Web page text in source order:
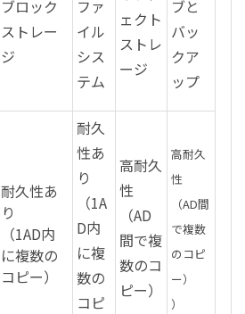
ブロック
ストレー
ジ
ファ
イル
シス
テム
ェクト
ストレ
ージ
ブと
バッ
クア
ップ
耐久性あ
り
（1AD内
に複数の
コピー）
耐久
性あ
り
（1A
D内
に複
数の
コピ
高耐久
性
（AD
間で複
数のコ
ピー）
高耐久
性
（AD間
で複数
のコピ
ー）
）